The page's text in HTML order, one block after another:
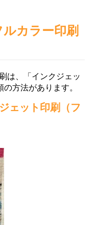
カラー印刷
は、「インクジェッ
方法があります。
ェット印刷（フ